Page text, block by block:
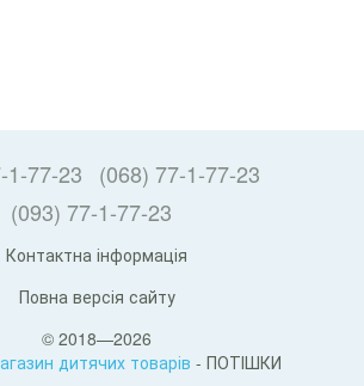
1-77-23
(068) 77-1-77-23
(093) 77-1-77-23
Контактна інформація
Повна версія сайту
© 2018—2026
дитячих товарів - ПОТІШКИ